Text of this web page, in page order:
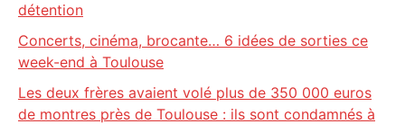
détention
Concerts, cinéma, brocante… 6 idées de sorties ce
week-end à Toulouse
Les deux frères avaient volé plus de 350 000 euros
de montres près de Toulouse : ils sont condamnés à